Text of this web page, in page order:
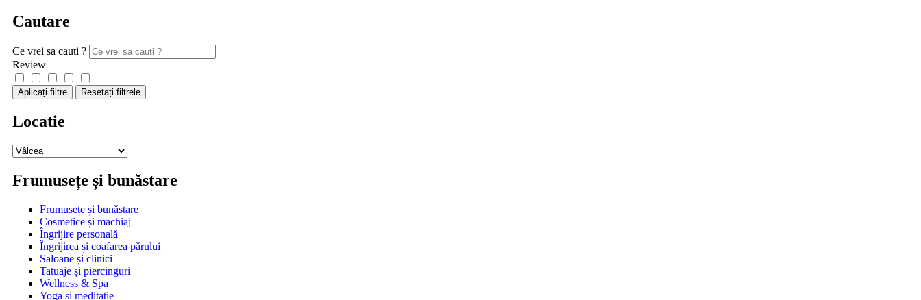
Cautare
Ce vrei sa cauti ?
Review
Aplicați filtre Resetați filtrele
Locatie
Frumusețe și bunăstare
Frumusețe și bunăstare
Cosmetice și machiaj
Îngrijire personală
Îngrijirea și coafarea părului
Saloane și clinici
Tatuaje și piercinguri
Wellness & Spa
Yoga și meditație